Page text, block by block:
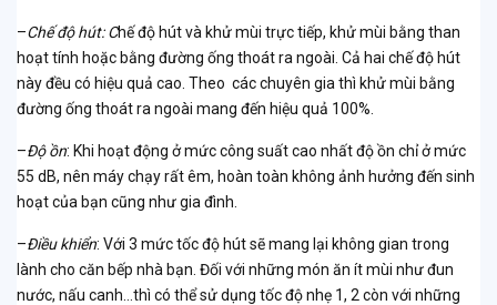
–Chế độ hút: Chế độ hút và khử mùi trực tiếp, khử mùi bằng than
hoạt tính hoặc bằng đường ống thoát ra ngoài. Cả hai chế độ hút
này đều có hiệu quả cao. Theo các chuyên gia thì khử mùi bằng
đường ống thoát ra ngoài mang đến hiệu quả 100%.
–Độ ồn: Khi hoạt động ở mức công suất cao nhất độ ồn chỉ ở mức
55 dB, nên máy chạy rất êm, hoàn toàn không ảnh hưởng đến sinh
hoạt của bạn cũng như gia đình.
–Điều khiển: Với 3 mức tốc độ hút sẽ mang lại không gian trong
lành cho căn bếp nhà bạn. Đối với những món ăn ít mùi như đun
nước, nấu canh…thì có thể sử dụng tốc độ nhẹ 1, 2 còn với những